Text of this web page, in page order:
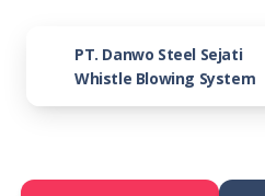
PT. Danwo Steel Sejati
Whistle Blowing System